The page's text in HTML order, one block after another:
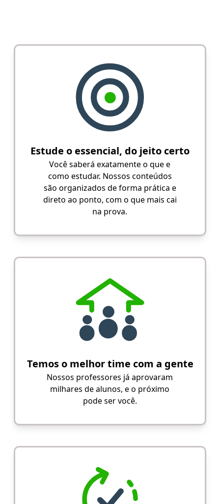
Estude o essencial, do jeito certo
Você saberá exatamente o que e
como estudar. Nossos conteúdos
são organizados de forma prática e
direto ao ponto, com o que mais cai
na prova.
Temos o melhor time com a gente
Nossos professores já aprovaram
milhares de alunos, e o próximo
pode ser você.